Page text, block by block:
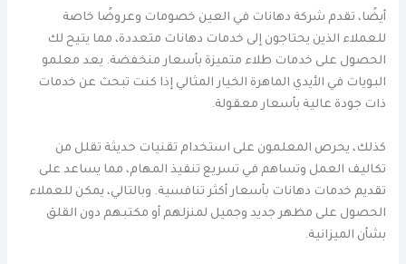
أيضًا، تقدم شركة دهانات في العين خصومات وعروضًا خاصة
للعملاء الذين يحتاجون إلى خدمات دهانات متعددة، مما يتيح لك
الحصول على خدمات طلاء متميزة بأسعار منخفضة. يعد معلمو
البويات في الأيدي الماهرة الخيار المثالي إذا كنت تبحث عن خدمات
ذات جودة عالية بأسعار معقولة.
كذلك، يحرص المعلمون على استخدام تقنيات حديثة تقلل من
تكاليف العمل وتساهم في تسريع تنفيذ المهام، مما يساعد على
تقديم خدمات دهانات بأسعار أكثر تنافسية. وبالتالي، يمكن للعملاء
الحصول على مظهر جديد وجميل لمنزلهم أو مكتبهم دون القلق
بشأن الميزانية.